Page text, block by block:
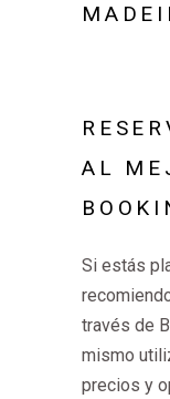
AL
Si estás
través de
mismo
precios y